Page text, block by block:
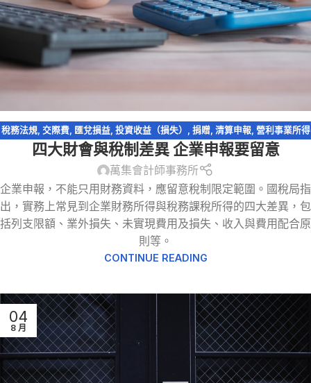
稅務法規, 交際費, 匯兌損益, 投資收益（損失） , 捐贈, 清算申報, 營利事業所得
稅,稅務問答-營利事業所得稅,職工福利
四大財會與稅制差異 企業申報要留意
萬集會計師事務所
企業申報，不能只用財務資料，應留意稅制限定範圍。國稅局指
出，實務上常見到企業財務所得與稅務課稅所得的四大差異，包
括列支限額、業外損失、未實現費用及損失、收入與費用配合原
則等。
CONTINUE READING
04
8 月